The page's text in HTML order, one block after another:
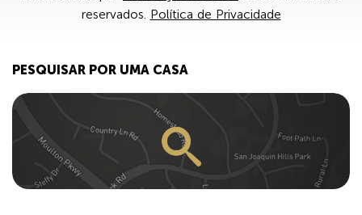
reservados. Política de Privacidade
PESQUISAR POR UMA CASA